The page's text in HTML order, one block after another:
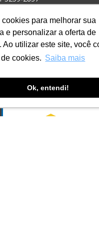
para melhorar sua
e personalizar a oferta de
Ao utilizar este site, você
cookies. Saiba mais
Ok, entendi!
Antifraude
o cadastro da